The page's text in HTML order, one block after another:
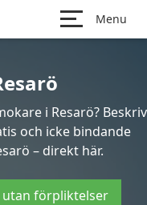
Menu
i Resarö? Beskriv
och icke bindande
– direkt här.
utan förpliktelser